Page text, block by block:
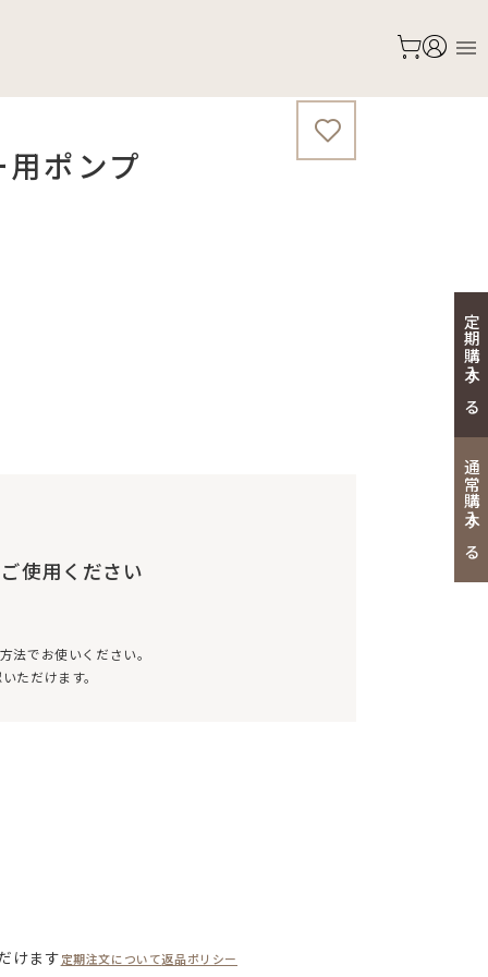
定期購入する
通常購入する
ポンプ
使用ください
法でお使いください。
ただけます。
けます定期注文について返品ポリシー